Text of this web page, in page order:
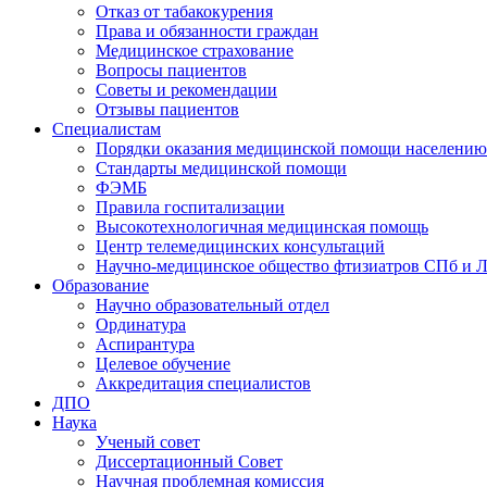
Отказ от табакокурения
Права и обязанности граждан
Медицинское страхование
Вопросы пациентов
Советы и рекомендации
Отзывы пациентов
Специалистам
Порядки оказания медицинской помощи населению
Стандарты медицинской помощи
ФЭМБ
Правила госпитализации
Высокотехнологичная медицинская помощь
Центр телемедицинских консультаций
Научно-медицинское общество фтизиатров СПб и
Образование
Научно образовательный отдел
Ординатура
Аспирантура
Целевое обучение
Аккредитация специалистов
ДПО
Наука
Ученый совет
Диссертационный Совет
Научная проблемная комиссия